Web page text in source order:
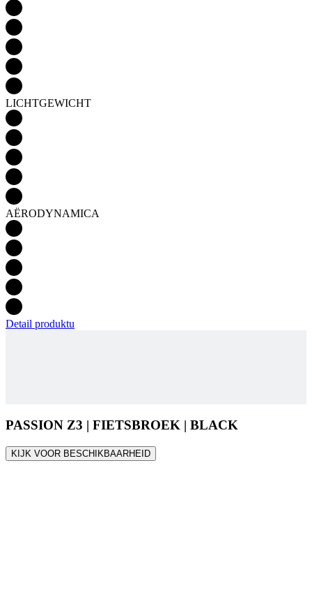
LICHTGEWICHT
AËRODYNAMICA
Detail produktu
PASSION Z3 | FIETSBROEK | BLACK
KIJK VOOR BESCHIKBAARHEID